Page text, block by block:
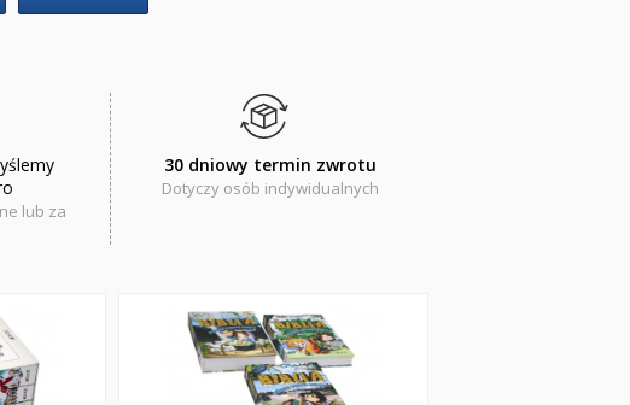
lub za
30 dniowy termin zwrotu
Dotyczy osób indywidualnych